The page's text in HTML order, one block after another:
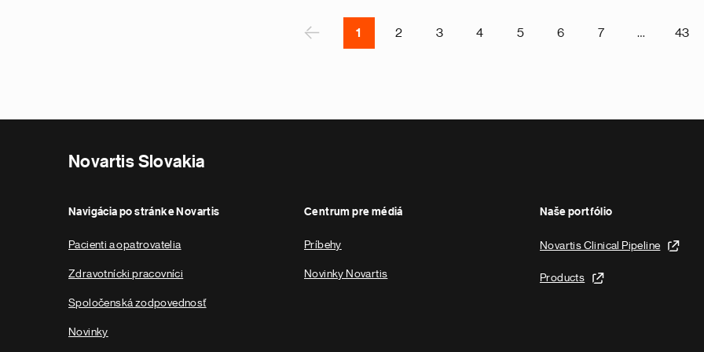
‹ 1 2 3 4 5 6 7 … 43
Novartis Slovakia
Navigácia po stránke Novartis
Pacienti a opatrovatelia
Zdravotnícki pracovníci
Spoločenská zodpovednosť
Novinky
Centrum pre médiá
Príbehy
Novinky Novartis
Naše portfólio
Novartis Clinical Pipeline
Products